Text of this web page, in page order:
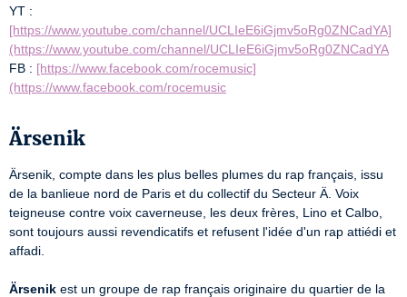
[https://www.youtube.com/channel/UCLIeE6iGjmv5oRg0ZNCadYA]
(https://www.youtube.com/channel/UCLIeE6iGjmv5oRg0ZNCadYA
FB : [https://www.facebook.com/rocemusic]
(https://www.facebook.com/rocemusic
Ärsenik
Ärsenik, compte dans les plus belles plumes du rap français, issu
de la banlieue nord de Paris et du collectif du Secteur Ä. Voix
teigneuse contre voix caverneuse, les deux frères, Lino et Calbo,
sont toujours aussi revendicatifs et refusent l'idée d'un rap attiédi et
affadi.
Ärsenik est un groupe de rap français originaire du quartier de la